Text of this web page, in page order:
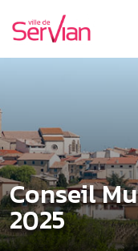
Conseil
2025